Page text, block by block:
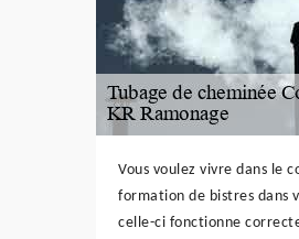
Vous voulez vivre dans le
formation de bistres dans
celle-ci fonctionne